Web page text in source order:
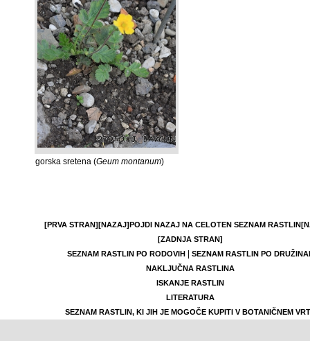
gorska sretena (Geum montanum)
[PRVA STRAN][NAZAJ]POJDI NAZAJ NA CELOTEN SEZNAM RASTLIN
[ZADNJA STRAN]
SEZNAM RASTLIN PO RODOVIH|
SEZNAM RASTLIN PO
NAKLJUČNA RASTLINA
ISKANJE RASTLIN
LITERATURA
SEZNAM RASTLIN, KI JIH JE MOGOČE KUPITI V BOTANIČNEM